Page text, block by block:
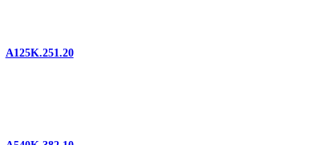
A125K.251.20